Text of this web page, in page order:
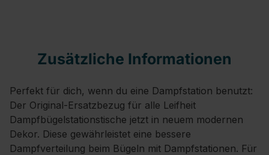
Zusätzliche Informationen
Perfekt für dich, wenn du eine Dampfstation benutzt:
Der Original-Ersatzbezug für alle Leifheit
Dampfbügelstationstische jetzt in neuem modernen
Dekor. Diese gewährleistet eine bessere
Dampfverteilung beim Bügeln mit Dampfstationen. Für